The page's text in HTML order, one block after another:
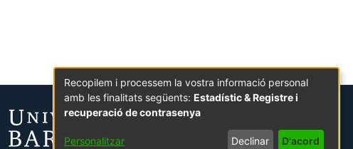
Recopilem i processem la vostra informació personal
amb les finalitats següents: Estadístic & Registre i
recuperació de contrasenya
Personalitzar Declinar D'acord